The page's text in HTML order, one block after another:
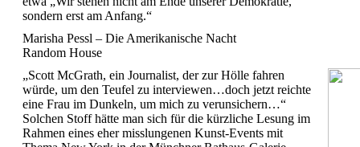
sondern erst am Anfang.“
Marisha Pessl – Die Amerikanische Nacht
Random House
„Scott McGrath, ein Journalist, der zur Hölle fahren
würde, um den Teufel zu interviewen…doch jetzt reichte
eine Frau im Dunkeln, um mich zu verunsichern…“
Solchen Stoff hätte man sich für die kürzliche Lesung im
Rahmen eines eher misslungenen Kunst-Events mit